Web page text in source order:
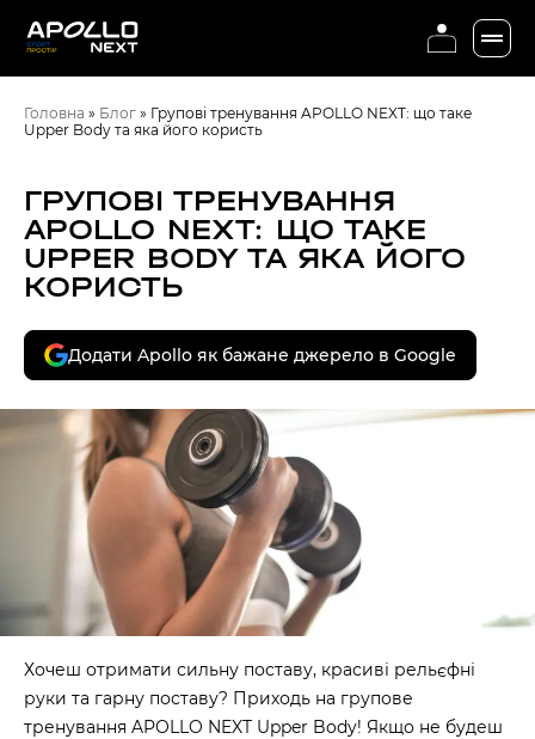
Головна » Блог » Групові тренування APOLLO NEXT: що таке
Upper Body та яка його користь
ГРУПОВІ ТРЕНУВАННЯ
APOLLO NEXT: ЩО ТАКЕ
UPPER BODY ТА ЯКА ЙОГО
КОРИСТЬ
Додати Apollo як бажане джерело в Google
Хочеш отримати сильну поставу, красиві рельєфні
руки та гарну поставу? Приходь на групове
тренування APOLLO NEXT Upper Body! Якщо не будеш